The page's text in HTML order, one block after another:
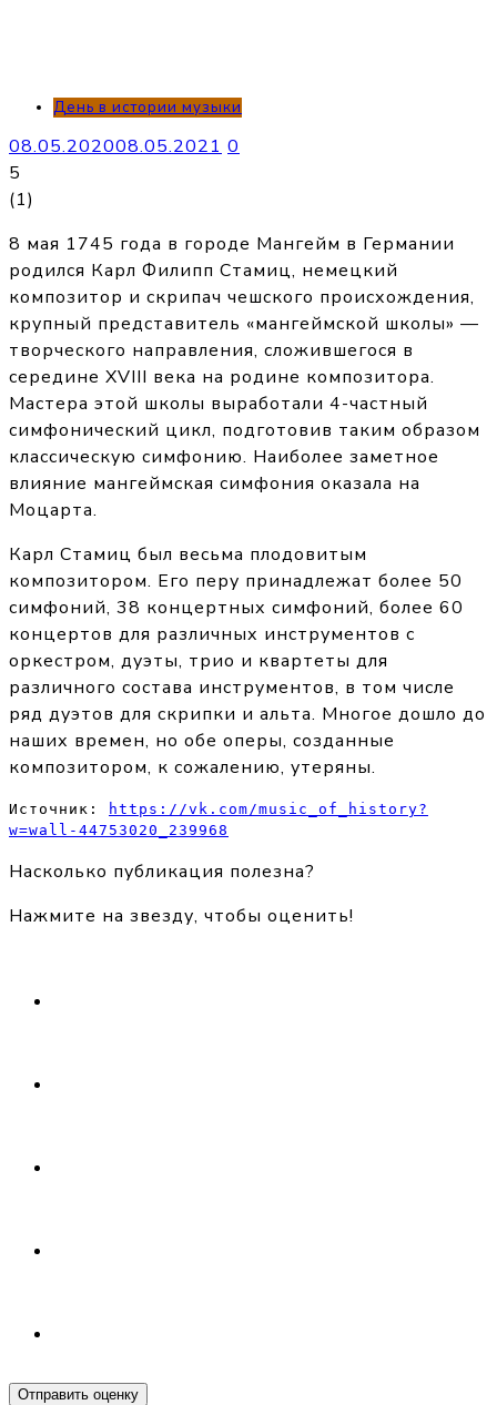
День в истории музыки
08.05.202008.05.2021 0
5
(1)
8 мая 1745 года в городе Мангейм в Германии
родился Карл Филипп Стамиц, немецкий
композитор и скрипач чешского происхождения,
крупный представитель «мангеймской школы» —
творческого направления, сложившегося в
середине XVIII века на родине композитора.
Мастера этой школы выработали 4-частный
симфонический цикл, подготовив таким образом
классическую симфонию. Наиболее заметное
влияние мангеймская симфония оказала на
Моцарта.
Карл Стамиц был весьма плодовитым
композитором. Его перу принадлежат более 50
симфоний, 38 концертных симфоний, более 60
концертов для различных инструментов с
оркестром, дуэты, трио и квартеты для
различного состава инструментов, в том числе
ряд дуэтов для скрипки и альта. Многое дошло до
наших времен, но обе оперы, созданные
композитором, к сожалению, утеряны.
Источник:
https://vk.com/music_of_history?
w=wall-44753020_239968
Насколько публикация полезна?
Нажмите на звезду, чтобы оценить!
Отправить оценку